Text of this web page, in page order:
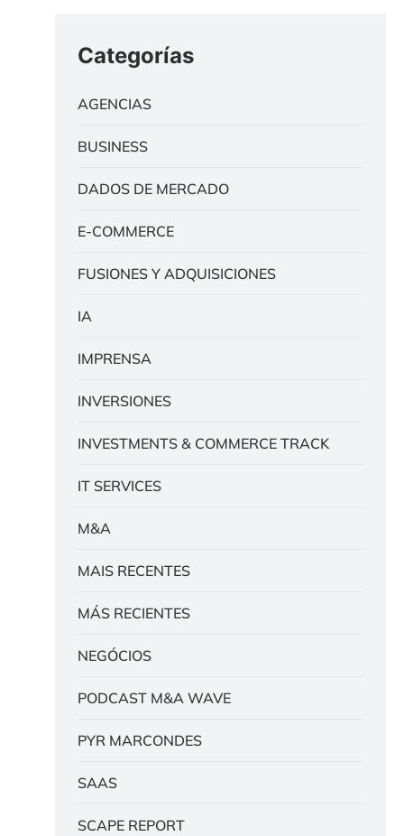
Categorías
AGENCIAS
BUSINESS
DADOS DE MERCADO
E-COMMERCE
FUSIONES Y ADQUISICIONES
IA
IMPRENSA
INVERSIONES
INVESTMENTS & COMMERCE TRACK
IT SERVICES
M&A
MAIS RECENTES
MÁS RECIENTES
NEGÓCIOS
PODCAST M&A WAVE
PYR MARCONDES
SAAS
SCAPE REPORT